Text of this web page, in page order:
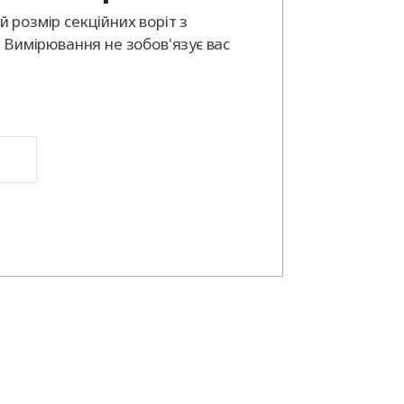
секційних воріт з
Вимірювання не зобов'язує вас